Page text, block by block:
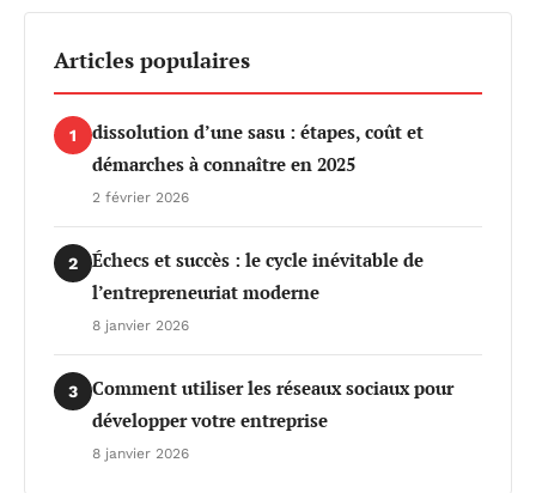
Articles populaires
1
dissolution d’une sasu : étapes, coût et
démarches à connaître en 2025
2 février 2026
2
Échecs et succès : le cycle inévitable de
l’entrepreneuriat moderne
8 janvier 2026
3
Comment utiliser les réseaux sociaux pour
développer votre entreprise
8 janvier 2026